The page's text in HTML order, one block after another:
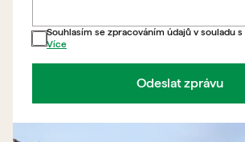
Souhlasím se zpracováním údajů v souladu s
Více
Odeslat zprávu